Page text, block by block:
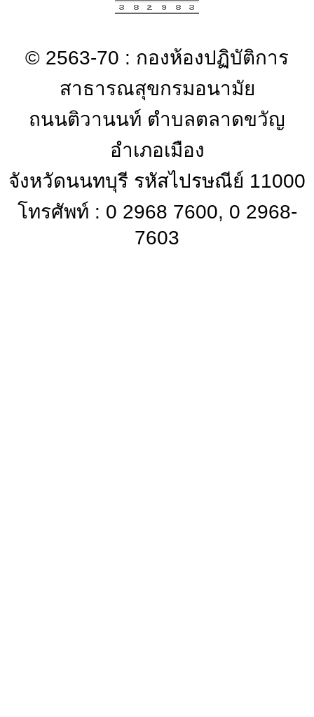
© 2563-70 : กองห้องปฏิบัติการ
สาธารณสุขกรมอนามัย
ถนนติวานนท์ ตำบลตลาดขวัญ
อำเภอเมือง
จังหวัดนนทบุรี รหัสไปรษณีย์ 11000
โทรศัพท์ : 0 2968 7600, 0 2968-
7603